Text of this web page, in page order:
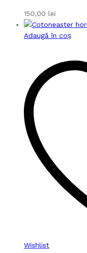
150,00 lei
Adaugă în coș
Wishlist